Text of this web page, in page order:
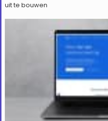
uit te bouwen